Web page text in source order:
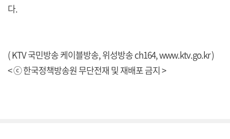
다.
( KTV 국민방송 케이블방송, 위성방송 ch164,www.ktv.go.kr)
< ⓒ 한국정책방송원 무단전재 및 재배포 금지 >